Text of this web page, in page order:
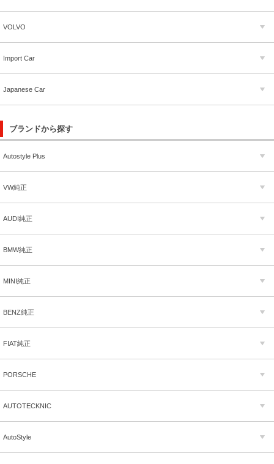
VOLVO
Import Car
Japanese Car
ブランドから探す
Autostyle Plus
VW純正
AUDI純正
BMW純正
MINI純正
BENZ純正
FIAT純正
PORSCHE
AUTOTECKNIC
AutoStyle